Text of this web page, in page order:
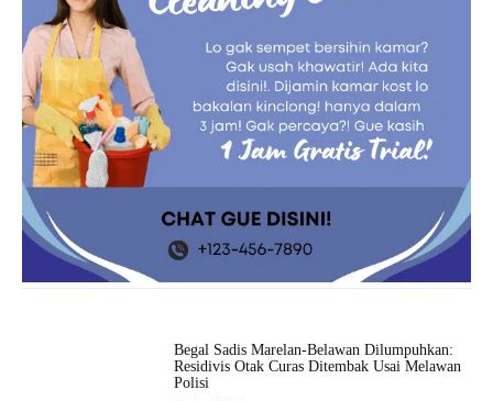
Begal Sadis Marelan-Belawan Dilumpuhkan:
Residivis Otak Curas Ditembak Usai Melawan
Polisi